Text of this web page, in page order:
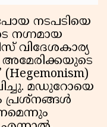
നടപടിയെ
നഗ്നമായ
വിദേശകാര്യ
അമേരിക്കയുടെ
മഡുറോയെ
പ്രശ്നങ്ങൾ